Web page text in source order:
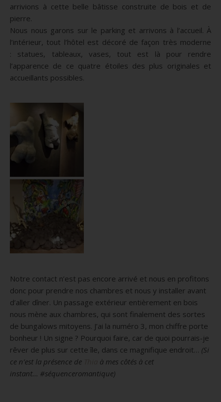
arrivions à cette belle bâtisse construite de bois et de
pierre.
Nous nous garons sur le parking et arrivons à l’accueil. À
l’intérieur, tout l’hôtel est décoré de façon très moderne
: statues, tableaux, vases, tout est là pour rendre
l’apparence de ce quatre étoiles des plus originales et
accueillants possibles.
Notre contact n’est pas encore arrivé et nous en profitons
donc pour prendre nos chambres et nous y installer avant
d’aller dîner. Un passage extérieur entièrement en bois
nous mène aux chambres, qui sont finalement des sortes
de bungalows mitoyens. J’ai la numéro 3, mon chiffre porte
bonheur ! Un signe ? Pourquoi faire, car de quoi pourrais-je
rêver de plus sur cette île, dans ce magnifique endroit… (Si
ce n’est la présence de
à mes côtés à cet
instant… #séquenceromantique)